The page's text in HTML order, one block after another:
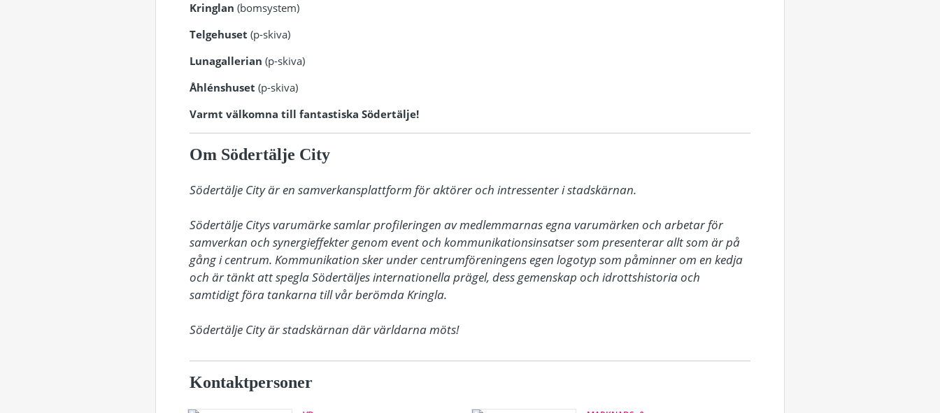
Kringlan (bomsystem)
Telgehuset (p-skiva)
Lunagallerian (p-skiva)
Åhlénshuset (p-skiva)
Varmt välkomna till fantastiska Södertälje!
Om Södertälje City
Södertälje City är en samverkansplattform för aktörer och intressenter i stadskärnan.
Södertälje Citys varumärke samlar profileringen av medlemmarnas egna varumärken och arbetar för
samverkan och synergieffekter genom event och kommunikationsinsatser som presenterar allt som är på
gång i centrum. Kommunikation sker under centrumföreningens egen logotyp som påminner om en kedja
och är tänkt att spegla Södertäljes internationella prägel, dess gemenskap och idrottshistoria och
samtidigt föra tankarna till vår berömda Kringla.
Södertälje City är stadskärnan där världarna möts!
Kontaktpersoner